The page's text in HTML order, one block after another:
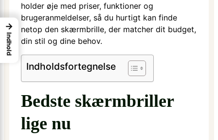
holder øje med priser, funktioner og
brugeranmeldelser, så du hurtigt kan finde
netop den skærmbrille, der matcher dit budget,
din stil og dine behov.
Indholdsfortegnelse
Bedste skærmbriller
lige nu
→
Indhold